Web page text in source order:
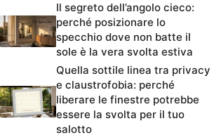
Il segreto dell’angolo cieco:
perché posizionare lo
specchio dove non batte il
sole è la vera svolta estiva
Quella sottile linea tra privacy
e claustrofobia: perché
liberare le finestre potrebbe
essere la svolta per il tuo
salotto